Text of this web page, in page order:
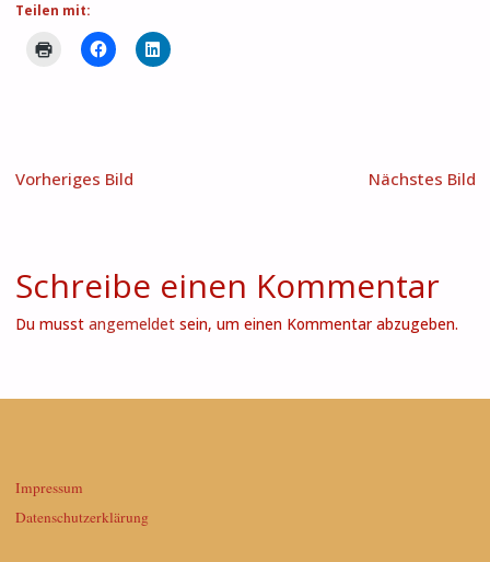
Teilen mit:
Vorheriges Bild Nächstes Bild
Schreibe einen Kommentar
Du musst angemeldetsein, um einen Kommentar abzugeben.
Impressum
Datenschutzerklärung